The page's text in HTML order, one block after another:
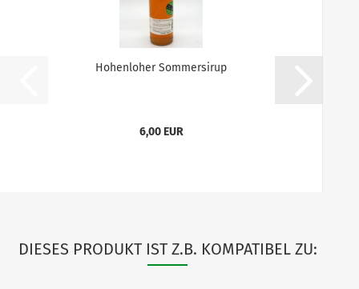
Hohenloher Sommersirup
6,00 EUR
DIESES PRODUKT IST Z.B. KOMPATIBEL ZU: